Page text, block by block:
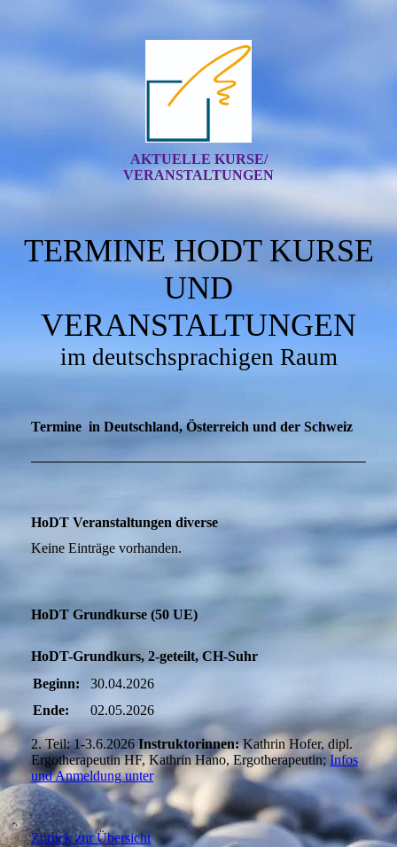
AKTUELLE KURSE/
VERANSTALTUNGEN
TERMINE HODT KURSE
UND
VERANSTALTUNGEN
im deutschsprachigen Raum
Termine in Deutschland, Österreich und der Schweiz
HoDT Veranstaltungen diverse
Keine Einträge vorhanden.
HoDT Grundkurse (50 UE)
HoDT-Grundkurs, 2-geteilt, CH-Suhr
Beginn:
30.04.2026
Ende:
02.05.2026
2. Teil: 1-3.6.2026 Instruktorinnen:Kathrin Hofer, dipl.
Ergotherapeutin HF, Kathrin Hano, Ergotherapeutin; Infos
und Anmeldung unter
Zurück zur Übersicht